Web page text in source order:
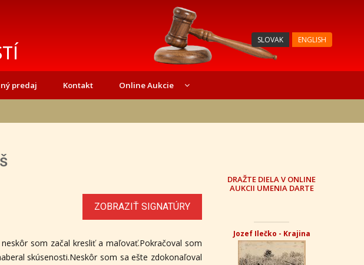
SLOVAK ENGLISH
predaj Kontakt Online Aukcie
ZOBRAZIŤ SIGNATÚRY
som začal kresliť a maľovať.Pokračoval som
skúsenosti.Neskôr som sa ešte zdokonaľoval
DRAŽTE DIELA V ONLINE
AUKCII UMENIA DARTE
Jozef Ilečko - Krajina